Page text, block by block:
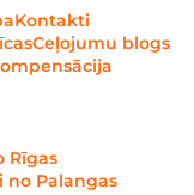
Kontakti
Ceļojumu blogs
Rīgas
no Palangas